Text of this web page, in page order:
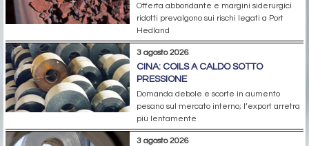
Offerta abbondante e margini siderurgici
ridotti prevalgono sui rischi legati a Port
Hedland
3 agosto 2026
CINA: COILS A CALDO SOTTO
PRESSIONE
Domanda debole e scorte in aumento
pesano sul mercato interno; l’export arretra
più lentamente
3 agosto 2026